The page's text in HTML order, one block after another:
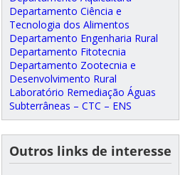
Departamento Ciência e
Tecnologia dos Alimentos
Departamento Engenharia Rural
Departamento Fitotecnia
Departamento Zootecnia e
Desenvolvimento Rural
Laboratório Remediação Águas
Subterrâneas – CTC – ENS
Outros links de interesse